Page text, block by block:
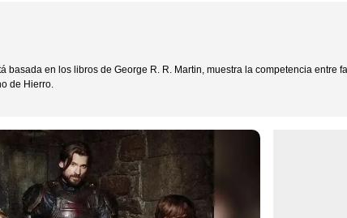
basada en los libros de George R. R. Martin, muestra la competencia entre
de Hierro.